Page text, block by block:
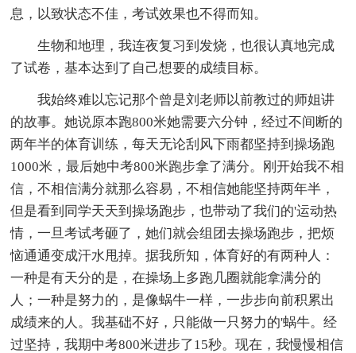
息，以致状态不佳，考试效果也不得而知。
生物和地理，我连夜复习到发烧，也很认真地完成
了试卷，基本达到了自己想要的成绩目标。
我始终难以忘记那个曾是刘老师以前教过的师姐讲
的故事。她说原本跑800米她需要六分钟，经过不间断的
两年半的体育训练，每天无论刮风下雨都坚持到操场跑
1000米，最后她中考800米跑步拿了满分。刚开始我不相
信，不相信满分就那么容易，不相信她能坚持两年半，
但是看到同学天天到操场跑步，也带动了我们的'运动热
情，一旦考试考砸了，她们就会组团去操场跑步，把烦
恼通通变成汗水甩掉。据我所知，体育好的有两种人：
一种是有天分的是，在操场上多跑几圈就能拿满分的
人；一种是努力的，是像蜗牛一样，一步步向前积累出
成绩来的人。我基础不好，只能做一只努力的'蜗牛。经
过坚持，我期中考800米进步了15秒。现在，我慢慢相信